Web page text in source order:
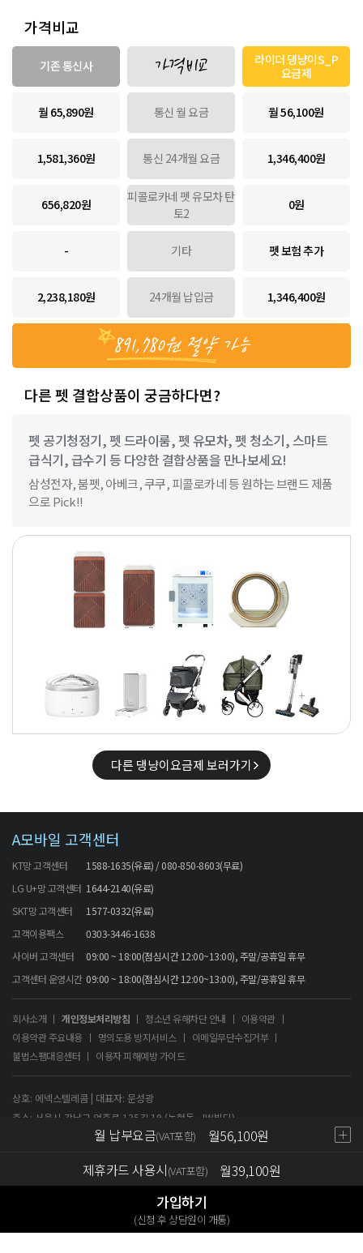
가격비교
기존 통신사
월 65,890원
1,581,360원
656,820원
-
2,238,180원
가격비교
통신 월 요금
통신 24개월 요금
피콜로카네 펫 유모차 탄
토2
기타
24개월 납입금
라이더 댕냥이S_P
요금제
월 56,100원
1,346,400원
0원
펫 보험 추가
1,346,400원
891,780원절약 가능
다른 펫 결합상품이 궁금하다면?
펫 공기청정기, 펫 드라이룸, 펫 유모차, 펫 청소기, 스마트
급식기, 급수기 등 다양한 결합상품을 만나보세요!
삼성전자, 붐펫, 아베크, 쿠쿠, 피콜로카네 등 원하는 브랜드 제품
으로 Pick!!
다른 댕냥이요금제 보러가기
월 납부요금(VAT포함) 월56,100원
제휴카드 사용시(VAT포함) 월39,100원
가입하기
(신청 후 상담원이 개통)
A모바일 고객센터
KT망 고객센터
1588-1635(유료) / 080-850-8603(무료)
LG U+망 고객센터 1644-2140(유료)
SKT망 고객센터
1577-0332(유료)
고객이용팩스
0303-3446-1638
사이버 고객센터
09:00 ~ 18:00(점심시간 12:00~13:00), 주말/공휴일 휴무
고객센터 운영시간 09:00 ~ 18:00(점심시간 12:00~13:00), 주말/공휴일 휴무
회사소개 개인정보처리방침 청소년 유해차단 안내
이용약관
이용약관 주요내용
명의도용 방지서비스
이메일무단수집거부
불법스팸대응센터
이용자 피해예방 가이드
상호: 에넥스텔레콤 | 대표자: 문성광
주소: 서울시 강남구 언주로 135길 19 (논현동, JW빌딩)
사업자등록번호: 120-86-60757 | 통신판매신고번호: 제 강남-8780호
Copyright 2009 by Annextelecom co., LTD.ALL rights reserved